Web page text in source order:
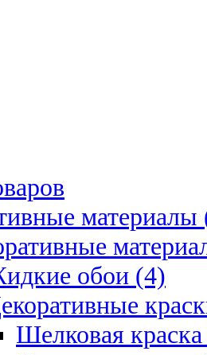
материалы
обои (4)
Шелковая